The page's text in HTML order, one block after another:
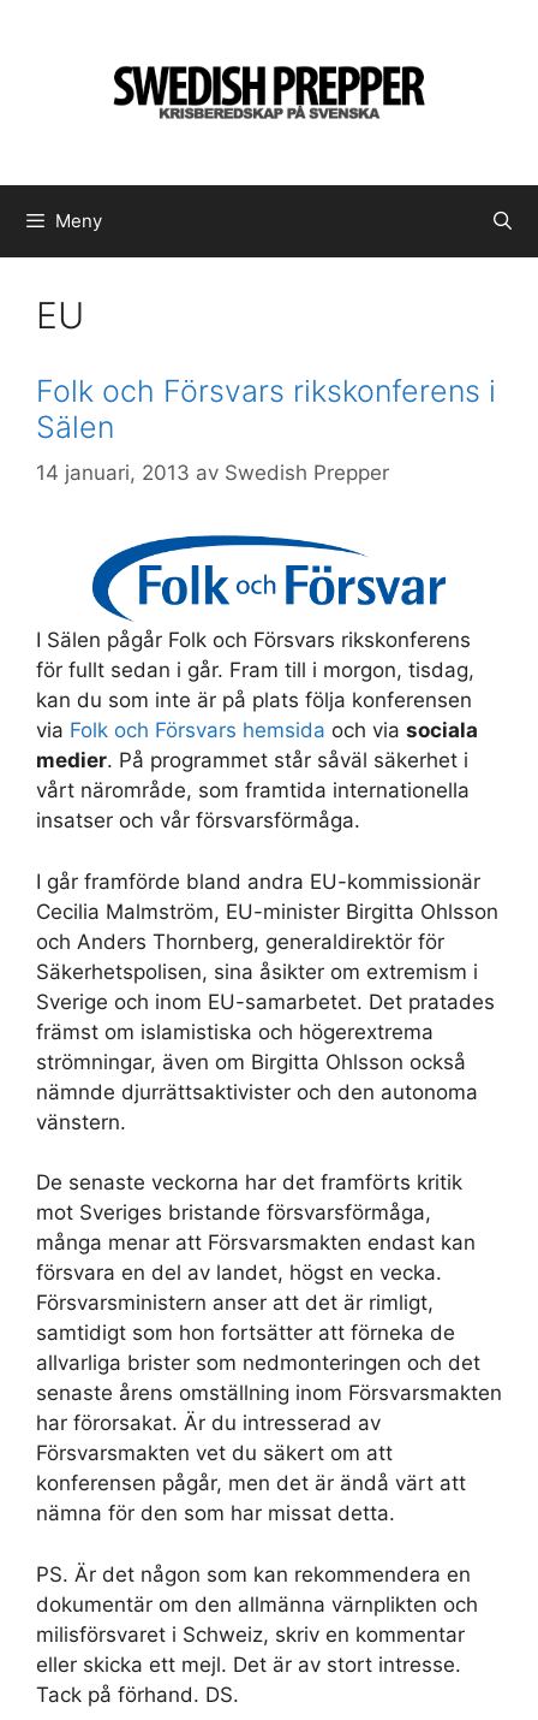
Meny
EU
Folk och Försvars rikskonferens i
Sälen
14 januari, 2013 av Swedish Prepper
I Sälen pågår Folk och Försvars rikskonferens
för fullt sedan i går. Fram till i morgon, tisdag,
kan du som inte är på plats följa konferensen
via Folk och Försvars hemsida och via sociala
medier. På programmet står såväl säkerhet i
vårt närområde, som framtida internationella
insatser och vår försvarsförmåga.
I går framförde bland andra EU-kommissionär
Cecilia Malmström, EU-minister Birgitta Ohlsson
och Anders Thornberg, generaldirektör för
Säkerhetspolisen, sina åsikter om extremism i
Sverige och inom EU-samarbetet. Det pratades
främst om islamistiska och högerextrema
strömningar, även om Birgitta Ohlsson också
nämnde djurrättsaktivister och den autonoma
vänstern.
De senaste veckorna har det framförts kritik
mot Sveriges bristande försvarsförmåga,
många menar att Försvarsmakten endast kan
försvara en del av landet, högst en vecka.
Försvarsministern anser att det är rimligt,
samtidigt som hon fortsätter att förneka de
allvarliga brister som nedmonteringen och det
senaste årens omställning inom Försvarsmakten
har förorsakat. Är du intresserad av
Försvarsmakten vet du säkert om att
konferensen pågår, men det är ändå värt att
nämna för den som har missat detta.
PS. Är det någon som kan rekommendera en
dokumentär om den allmänna värnplikten och
milisförsvaret i Schweiz, skriv en kommentar
eller skicka ett mejl. Det är av stort intresse.
Tack på förhand. DS.